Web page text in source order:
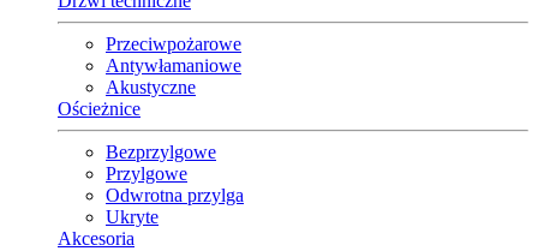
Przeciwpożarowe
Antywłamaniowe
Akustyczne
Ościeżnice
Bezprzylgowe
Przylgowe
Odwrotna przylga
Ukryte
Akcesoria